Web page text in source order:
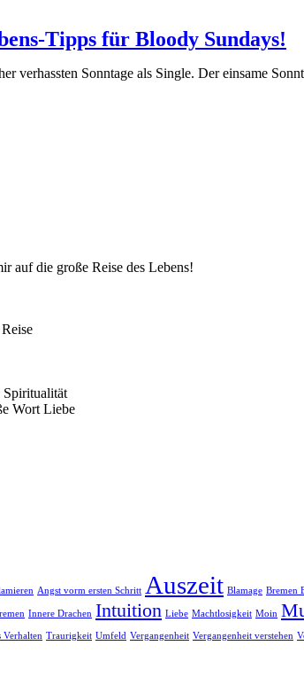
Tipps für Bloody Sundays!
verhassten Sonntage als Single. Der einsame
auf die große Reise des Lebens!
Spiritualität
Wort Liebe
Angst vorm ersten Schritt Auszeit Blamage Bremen
Innere Drachen Intuition Liebe Machtlosigkeit Moin
Verhalten Traurigkeit Umfeld Vergangenheit Vergangenheit verstehen